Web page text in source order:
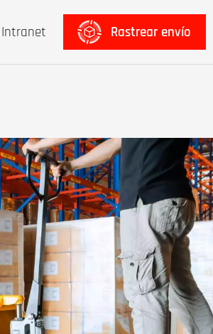
Intranet Rastrear envío